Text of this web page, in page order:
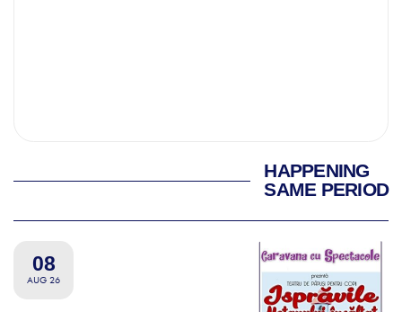
HAPPENING
SAME PERIOD
08
AUG 26